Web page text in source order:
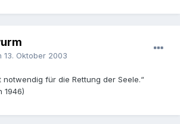
13. Oktober 2003
notwendig für die Rettung der Seele.“
1946)